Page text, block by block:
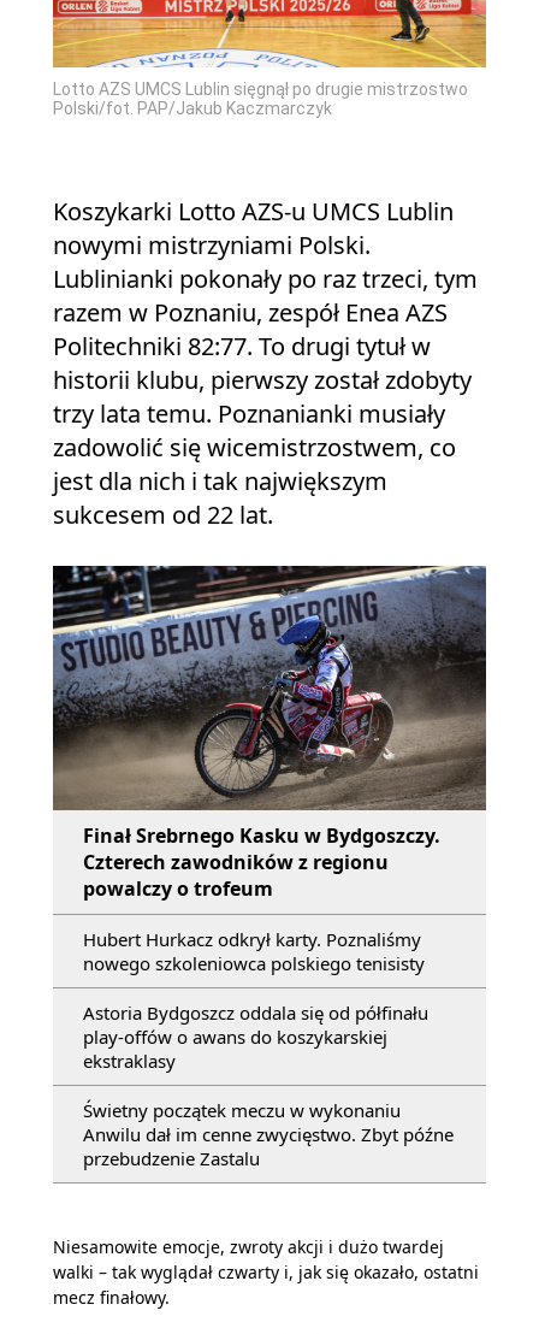
Lotto AZS UMCS Lublin sięgnął po drugie mistrzostwo
Polski/fot. PAP/Jakub Kaczmarczyk
Koszykarki Lotto AZS-u UMCS Lublin
nowymi mistrzyniami Polski.
Lublinianki pokonały po raz trzeci, tym
razem w Poznaniu, zespół Enea AZS
Politechniki 82:77. To drugi tytuł w
historii klubu, pierwszy został zdobyty
trzy lata temu. Poznanianki musiały
zadowolić się wicemistrzostwem, co
jest dla nich i tak największym
sukcesem od 22 lat.
Finał Srebrnego Kasku w Bydgoszczy.
Czterech zawodników z regionu
powalczy o trofeum
Hubert Hurkacz odkrył karty. Poznaliśmy
nowego szkoleniowca polskiego tenisisty
Astoria Bydgoszcz oddala się od półfinału
play-offów o awans do koszykarskiej
ekstraklasy
Świetny początek meczu w wykonaniu
Anwilu dał im cenne zwycięstwo. Zbyt późne
przebudzenie Zastalu
Niesamowite emocje, zwroty akcji i dużo twardej
walki – tak wyglądał czwarty i, jak się okazało, ostatni
mecz finałowy.